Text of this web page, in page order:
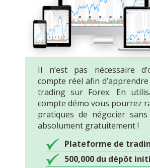
Il n’est pas nécessaire
compte réel afin
trading sur Forex. En
compte démo vous pourrez
pratiques de négocier
absolument gratuitement !
Plateforme de
500,000 du dépôt